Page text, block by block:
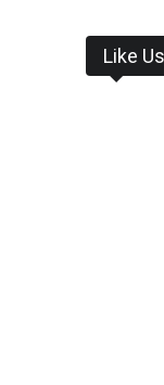
Like Us